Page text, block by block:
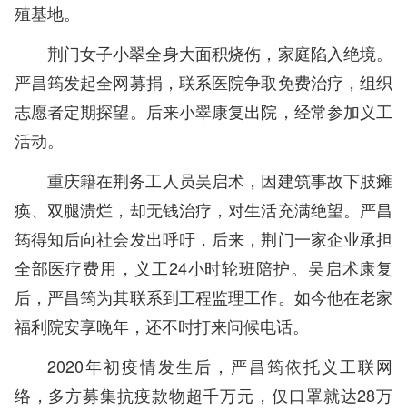
殖基地‌‌。
荆门女子小翠全身大面积烧伤，家庭陷入绝境。
严昌筠发起全网募捐，联系医院争取免费治疗，组织
志愿者定期探望。后来小翠康复出院，经常参加义工
活动。
重庆籍在荆务工人员吴启术，因建筑事故下肢瘫
痪、双腿溃烂，却无钱治疗，对生活充满绝望。严昌
筠得知后向社会发出呼吁，后来，荆门一家企业承担
全部医疗费用，义工24小时轮班陪护。吴启术康复
后，严昌筠为其联系到工程监理工作。如今他在老家
福利院安享晚年，还不时打来问候电话。
2020年初疫情发生后，严昌筠依托义工联网
络，多方募集抗疫款物超千万元，仅口罩就达28万